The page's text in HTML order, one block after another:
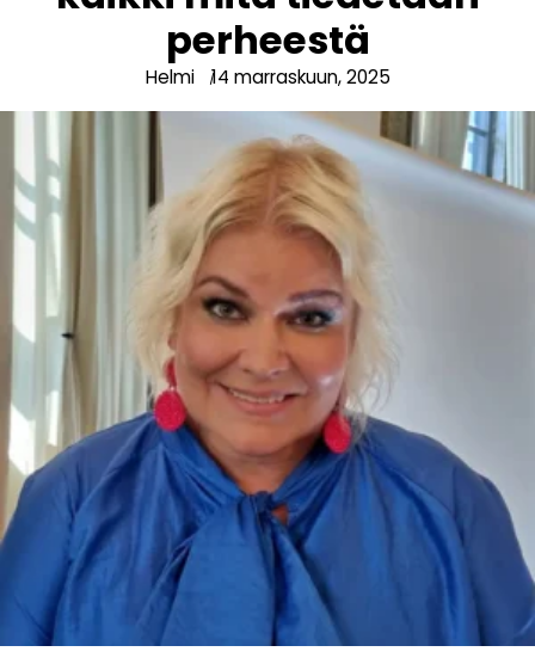
perheestä
Helmi 14 marraskuun, 2025